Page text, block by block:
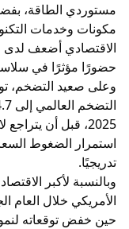
مستوردي الطاقة،
مكونات وخدمات
الاقتصادي أضعف لدى
حضورًا مؤثرًا في سلاسل
وعلى صعيد التضخم،
استمرار الضغوط
تدريجيًا.
وبالنسبة لأكبر
الأمريكي خلال العام